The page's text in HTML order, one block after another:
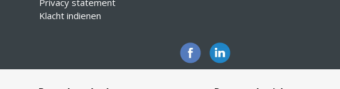
Privacy statement
Klacht indienen